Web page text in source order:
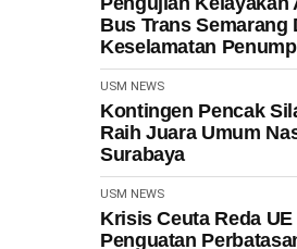
Bus Trans Semarang
Keselamatan
USM NEWS
Kontingen Pencak
Raih Juara Umum
Surabaya
USM NEWS
Krisis Ceuta Reda
Penguatan